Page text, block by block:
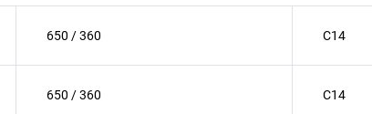
650 / 360 C14
650 / 360 C14